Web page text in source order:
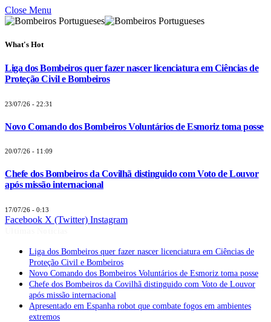
Close Menu
What's Hot
Liga dos Bombeiros quer fazer nascer licenciatura em Ciências de
Proteção Civil e Bombeiros
23/07/26 - 22:31
Novo Comando dos Bombeiros Voluntários de Esmoriz toma posse
20/07/26 - 11:09
Chefe dos Bombeiros da Covilhã distinguido com Voto de Louvor
após missão internacional
17/07/26 - 0:13
Facebook X (Twitter) Instagram
Liga dos Bombeiros quer fazer nascer licenciatura em Ciências de
Proteção Civil e Bombeiros
Novo Comando dos Bombeiros Voluntários de Esmoriz toma posse
Chefe dos Bombeiros da Covilhã distinguido com Voto de Louvor
após missão internacional
Apresentado em Espanha robot que combate fogos em ambientes
extremos